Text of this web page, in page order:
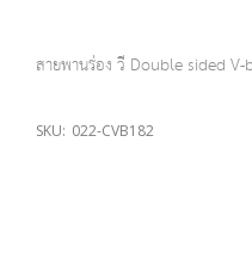
สายพานร่อง วี Double sided
SKU: 022-CVB182